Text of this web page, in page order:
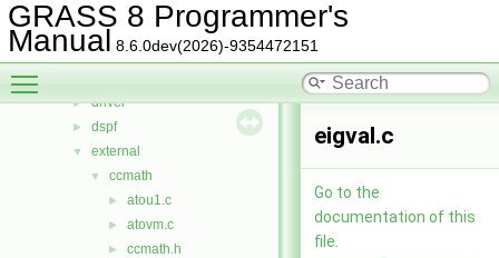
GRASS 8 Programmer's
Manual 8.6.0dev(2026)-9354472151
► cluster
► datetime
► db
► driver
► dspf
▼ external
▼ ccmath
► atou1.c
► atovm.c
► ccmath.h
eigval.c
Go to the
documentation of this
file.